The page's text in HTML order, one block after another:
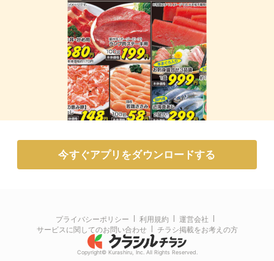
今すぐアプリをダウンロードする
プライバシーポリシー 利用規約
運営会社
サービスに関してのお問い合わせ
チラシ掲載をお考えの方
Copyright© Kurashiru, Inc. All Rights Reserved.